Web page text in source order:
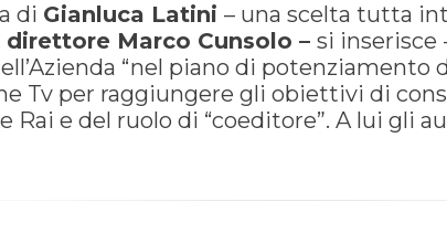
di Gianluca Latini – una scelta tutta
direttore Marco Cunsolo – si inserisce
“nel piano di potenziamento
Tv per raggiungere gli obiettivi di
Rai e del ruolo di “coeditore”. A lui gli